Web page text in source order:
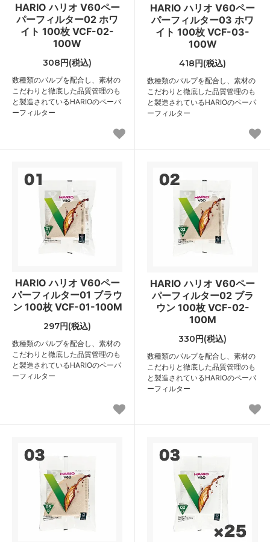
HARIO ハリオ V60ペー
パーフィルター02 ホワ
イト 100枚 VCF-02-
100W
308円(税込)
数種類のパルプを配合し、素材の
こだわりと徹底した品質管理のも
と製造されているHARIOのペーパ
ーフィルター
HARIO ハリオ V60ペー
パーフィルター03 ホワ
イト 100枚 VCF-03-
100W
418円(税込)
数種類のパルプを配合し、素材の
こだわりと徹底した品質管理のも
と製造されているHARIOのペーパ
ーフィルター
HARIO ハリオ V60ペー
パーフィルター01 ブラウ
ン 100枚 VCF-01-100M
297円(税込)
数種類のパルプを配合し、素材の
こだわりと徹底した品質管理のも
と製造されているHARIOのペーパ
ーフィルター
HARIO ハリオ V60ペー
パーフィルター02 ブラ
ウン 100枚 VCF-02-
100M
330円(税込)
数種類のパルプを配合し、素材の
こだわりと徹底した品質管理のも
と製造されているHARIOのペーパ
ーフィルター